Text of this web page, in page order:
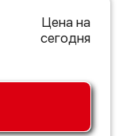
Цена на
сегодня